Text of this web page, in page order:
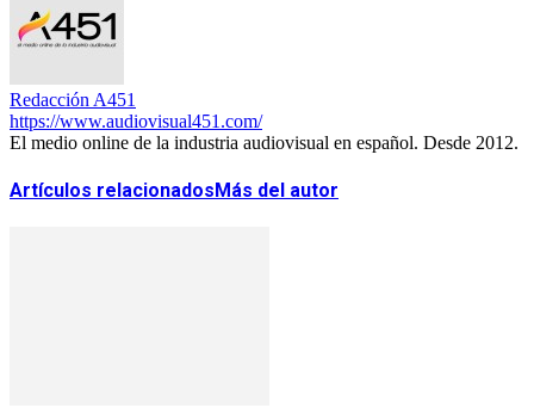
Redacción A451
https://www.audiovisual451.com/
El medio online de la industria audiovisual en español. Desde 2012.
Artículos relacionadosMás del autor